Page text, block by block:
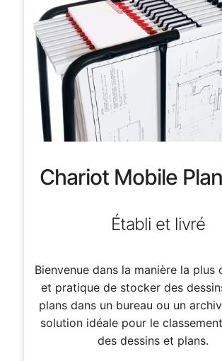
Chariot Mobile
Établi et livré
Bienvenue dans la manière la plus
et pratique de stocker des
plans dans un bureau ou un
solution idéale pour le
des dessins et plans.